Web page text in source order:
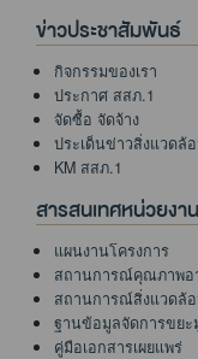
ข่าวประชาสัมพันธ์
กิจกรรมของเรา
ประกาศ สสภ.1
จัดซื้อ จัดจ้าง
ประเด็นข่าวสิ่งแวดล้
KM สสภ.1
สารสนเทศหน่วยงาน
แผนงานโครงการ
สถานการณ์คุณภาพอ
สถานการณ์สิ่งแวดล้
ฐานข้อมูลจัดการขยะ
คู่มือเอกสารเผยแพร่